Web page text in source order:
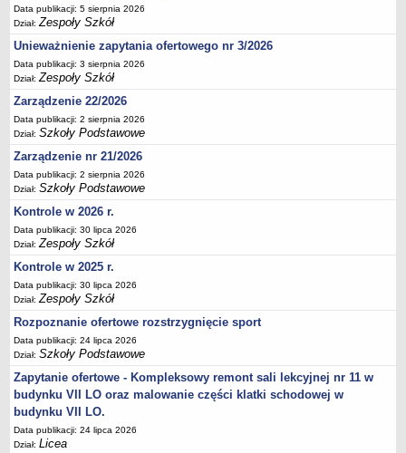
Ogłoszenie
Zarządzenia
Rejestry, ewidencje, archiwa
Sprawozdania
Deklaracja dostępności
PORADNIE PSYCHOLOGICZNO-PEDAGOGICZNE
Zespół Poradni
BIURO FINANSÓW OŚWIATY
Dane podstawowe
Statut
Majątek
Ogłoszenia
Zarządzenia
Rejestry, ewidencje, archiwa
Kontrole
PONOWNE WYKORZYSTYWANIE
Sprawozdania
Deklaracja dostępności
Data publikacji: 5 sierpnia 2026
Dział:Zespoły Szkół
Unieważnienie zapytania ofertowego nr 3/2026
Data publikacji: 3 sierpnia 2026
Dział:Zespoły Szkół
Zarządzenie 22/2026
Data publikacji: 2 sierpnia 2026
Dział:Szkoły Podstawowe
Zarządzenie nr 21/2026
Data publikacji: 2 sierpnia 2026
Dział:Szkoły Podstawowe
Kontrole w 2026 r.
Data publikacji: 30 lipca 2026
Dział:Zespoły Szkół
Kontrole w 2025 r.
Data publikacji: 30 lipca 2026
Dział:Zespoły Szkół
Rozpoznanie ofertowe rozstrzygnięcie sport
Data publikacji: 24 lipca 2026
Dział:Szkoły Podstawowe
Zapytanie ofertowe - Kompleksowy remont sali lekcyjnej nr 11 w
budynku VII LO oraz malowanie części klatki schodowej w
budynku VII LO.
Data publikacji: 24 lipca 2026
Dział:Licea